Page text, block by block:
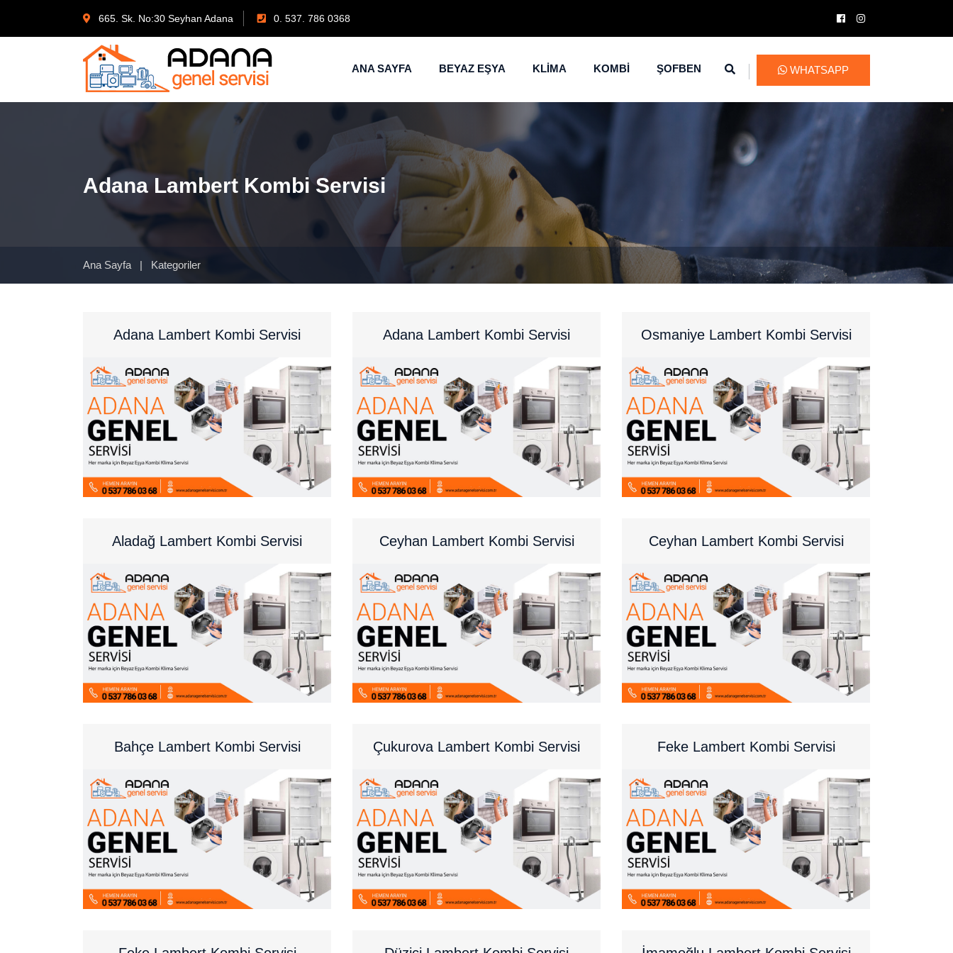
665. Sk. No:30 Seyhan Adana 0. 537. 786 0368
ANA SAYFA BEYAZ EŞYA KLİMA KOMBİ ŞOFBEN WHATSAPP
Adana Lambert Kombi Servisi
Ana Sayfa | Kategoriler
Adana Lambert Kombi Servisi Adana Lambert Kombi Servisi Osmaniye Lambert Kombi Servisi
Aladağ Lambert Kombi Servisi Ceyhan Lambert Kombi Servisi Ceyhan Lambert Kombi Servisi
Bahçe Lambert Kombi Servisi Çukurova Lambert Kombi Servisi Feke Lambert Kombi Servisi